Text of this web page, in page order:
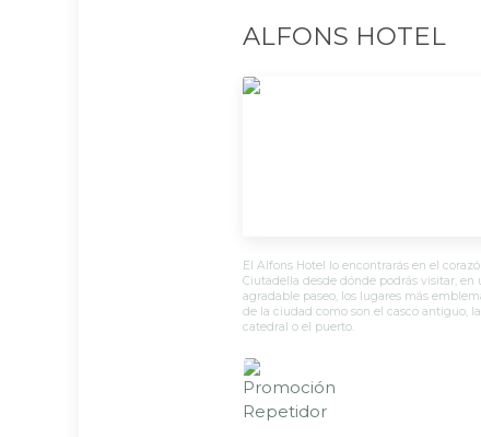
ALFONS HOTEL
El Alfons Hotel lo encontrarás en el
Ciutadella desde dónde podrás visitar, en
agradable paseo, los lugares más
de la ciudad como son el casco antiguo, la
catedral o el puerto.